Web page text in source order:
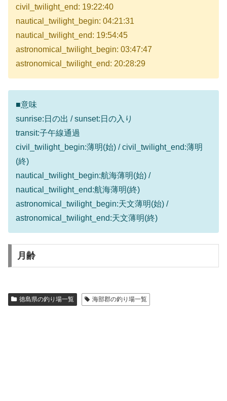
civil_twilight_end: 19:22:40
nautical_twilight_begin: 04:21:31
nautical_twilight_end: 19:54:45
astronomical_twilight_begin: 03:47:47
astronomical_twilight_end: 20:28:29
■意味
sunrise:日の出 / sunset:日の入り
transit:子午線通過
civil_twilight_begin:薄明(始) / civil_twilight_end:薄明
(終)
nautical_twilight_begin:航海薄明(始) /
nautical_twilight_end:航海薄明(終)
astronomical_twilight_begin:天文薄明(始) /
astronomical_twilight_end:天文薄明(終)
月齢
徳島県の釣り場一覧 海部郡の釣り場一覧